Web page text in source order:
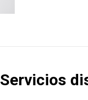
Servicios